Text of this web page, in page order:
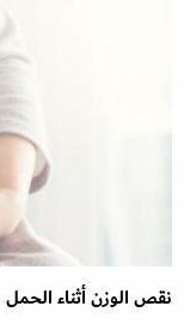
نقص الوزن أثناء